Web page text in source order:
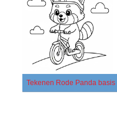
Tekenen Rode Panda basis